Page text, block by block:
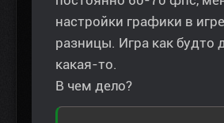
настройки графики в
разницы. Игра как будто
какая-то.
В чем дело?